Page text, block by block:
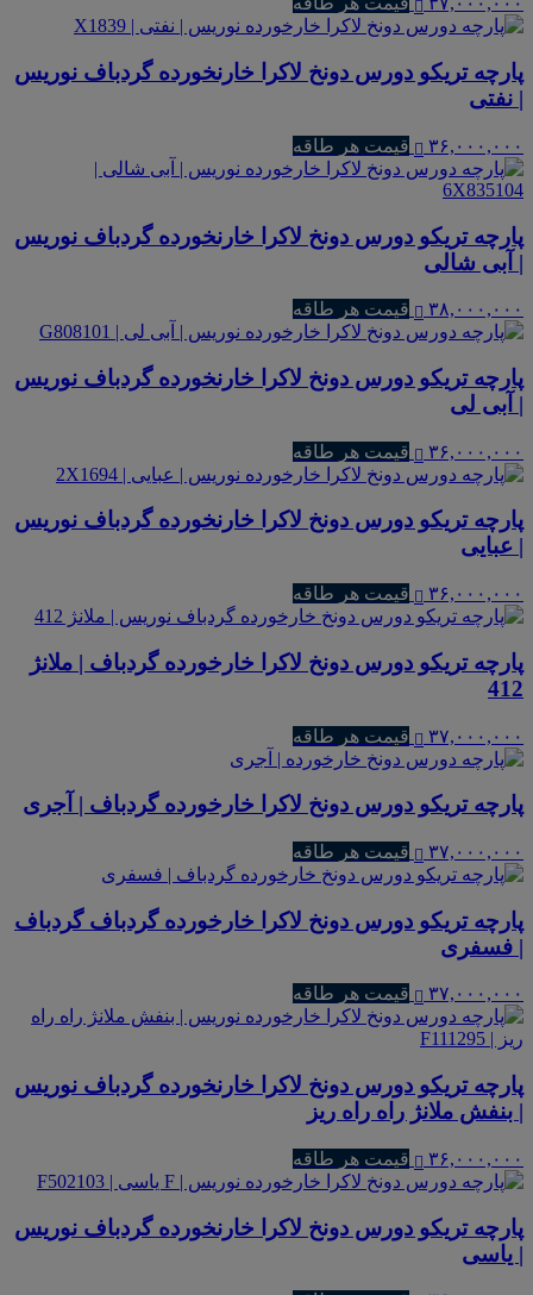
پارچه تریکو دورس دونخ لاکرا خارنخورده گردباف نوریس
| نفتی
۳۶,۰۰۰,۰۰۰ قیمت هر طاقه
پارچه تریکو دورس دونخ لاکرا خارنخورده گردباف نوریس
| آبی شالی
۳۸,۰۰۰,۰۰۰ قیمت هر طاقه
پارچه تریکو دورس دونخ لاکرا خارنخورده گردباف نوریس
| آبی لی
۳۶,۰۰۰,۰۰۰ قیمت هر طاقه
پارچه تریکو دورس دونخ لاکرا خارنخورده گردباف نوریس
| عبایی
۳۶,۰۰۰,۰۰۰ قیمت هر طاقه
پارچه تریکو دورس دونخ لاکرا خارخورده گردباف | ملانژ
412
۳۷,۰۰۰,۰۰۰ قیمت هر طاقه
پارچه تریکو دورس دونخ لاکرا خارخورده گردباف | آجری
۳۷,۰۰۰,۰۰۰ قیمت هر طاقه
پارچه تریکو دورس دونخ لاکرا خارخورده گردباف گردباف
| فسفری
۳۷,۰۰۰,۰۰۰ قیمت هر طاقه
پارچه تریکو دورس دونخ لاکرا خارنخورده گردباف نوریس
| بنفش ملانژ راه راه ریز
۳۶,۰۰۰,۰۰۰ قیمت هر طاقه
پارچه تریکو دورس دونخ لاکرا خارنخورده گردباف نوریس
| یاسی